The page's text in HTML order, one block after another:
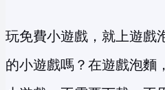
玩免費小遊戲，就上遊戲
的小遊戲嗎？在遊戲泡麵